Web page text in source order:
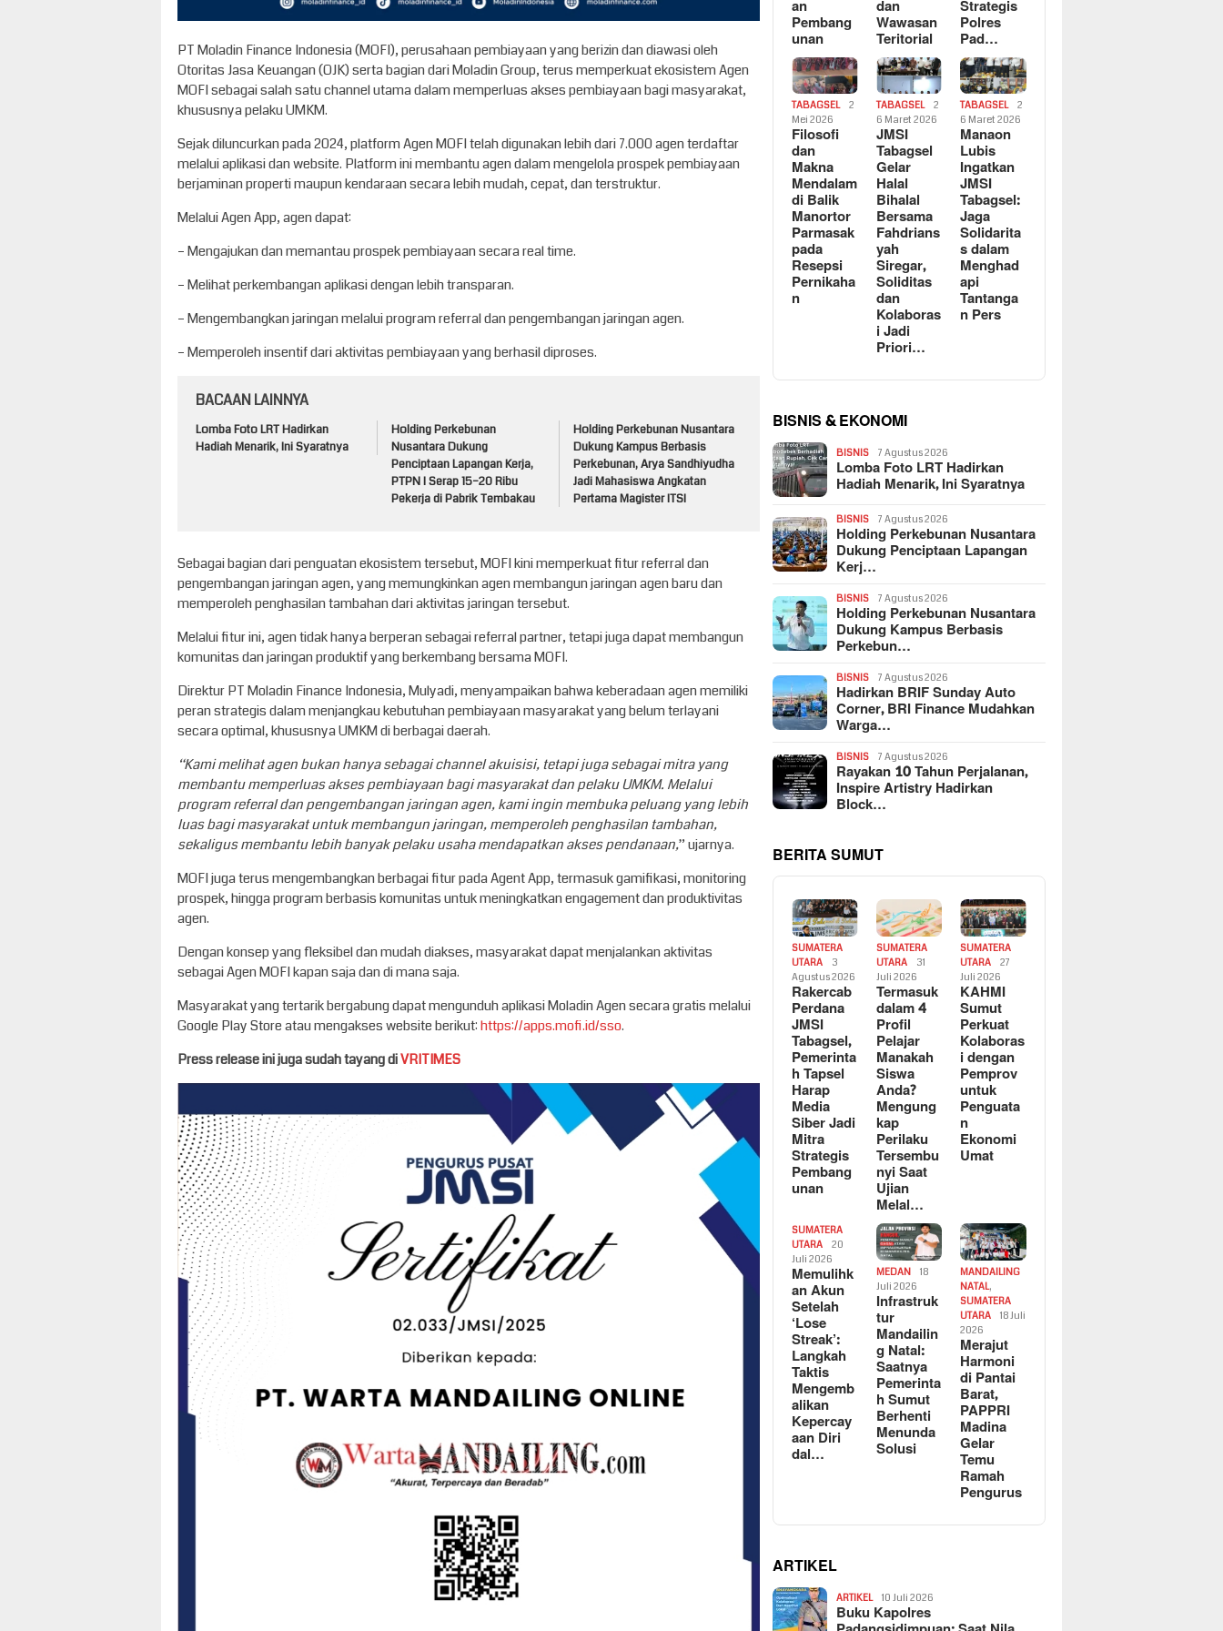
PT Moladin Finance Indonesia (MOFI), perusahaan pembiayaan yang berizin dan diawasi oleh
Otoritas Jasa Keuangan (OJK) serta bagian dari Moladin Group, terus memperkuat ekosistem Agen
MOFI sebagai salah satu channel utama dalam memperluas akses pembiayaan bagi masyarakat,
khususnya pelaku UMKM.
Sejak diluncurkan pada 2024, platform Agen MOFI telah digunakan lebih dari 7.000 agen terdaftar
melalui aplikasi dan website. Platform ini membantu agen dalam mengelola prospek pembiayaan
berjaminan properti maupun kendaraan secara lebih mudah, cepat, dan terstruktur.
Melalui Agen App, agen dapat:
– Mengajukan dan memantau prospek pembiayaan secara real time.
– Melihat perkembangan aplikasi dengan lebih transparan.
– Mengembangkan jaringan melalui program referral dan pengembangan jaringan agen.
– Memperoleh insentif dari aktivitas pembiayaan yang berhasil diproses.
BACAAN LAINNYA
Lomba Foto LRT Hadirkan
Hadiah Menarik, Ini Syaratnya
Holding Perkebunan
Nusantara Dukung
Penciptaan Lapangan Kerja,
PTPN I Serap 15–20 Ribu
Pekerja di Pabrik Tembakau
Holding Perkebunan Nusantara
Dukung Kampus Berbasis
Perkebunan, Arya Sandhiyudha
Jadi Mahasiswa Angkatan
Pertama Magister ITSI
Sebagai bagian dari penguatan ekosistem tersebut, MOFI kini memperkuat fitur referral dan
pengembangan jaringan agen, yang memungkinkan agen membangun jaringan agen baru dan
memperoleh penghasilan tambahan dari aktivitas jaringan tersebut.
Melalui fitur ini, agen tidak hanya berperan sebagai referral partner, tetapi juga dapat membangun
komunitas dan jaringan produktif yang berkembang bersama MOFI.
Direktur PT Moladin Finance Indonesia, Mulyadi, menyampaikan bahwa keberadaan agen memiliki
peran strategis dalam menjangkau kebutuhan pembiayaan masyarakat yang belum terlayani
secara optimal, khususnya UMKM di berbagai daerah.
“Kami melihat agen bukan hanya sebagai channel akuisisi, tetapi juga sebagai mitra yang
membantu memperluas akses pembiayaan bagi masyarakat dan pelaku UMKM. Melalui
program referral dan pengembangan jaringan agen, kami ingin membuka peluang yang lebih
luas bagi masyarakat untuk membangun jaringan, memperoleh penghasilan tambahan,
sekaligus membantu lebih banyak pelaku usaha mendapatkan akses pendanaan,” ujarnya.
MOFI juga terus mengembangkan berbagai fitur pada Agent App, termasuk gamifikasi, monitoring
prospek, hingga program berbasis komunitas untuk meningkatkan engagement dan produktivitas
agen.
Dengan konsep yang fleksibel dan mudah diakses, masyarakat dapat menjalankan aktivitas
sebagai Agen MOFI kapan saja dan di mana saja.
Masyarakat yang tertarik bergabung dapat mengunduh aplikasi Moladin Agen secara gratis melalui
Google Play Store atau mengakses website berikut:https://apps.mofi.id/sso.
Press release ini juga sudah tayang diVRITIMES
an
Pembang
unan
dan
Wawasan
Teritorial
Strategis
Polres
Pad…
TABAGSEL
2
Mei 2026
Filosofi
dan
Makna
Mendalam
di Balik
Manortor
Parmasak
pada
Resepsi
Pernikaha
n
TABAGSEL
2
6 Maret 2026
JMSI
Tabagsel
Gelar
Halal
Bihalal
Bersama
Fahdrians
yah
Siregar,
Soliditas
dan
Kolaboras
i Jadi
Priori…
TABAGSEL
2
6 Maret 2026
Manaon
Lubis
Ingatkan
JMSI
Tabagsel:
Jaga
Solidarita
s dalam
Menghad
api
Tantanga
n Pers
BISNIS & EKONOMI
BISNIS 7 Agustus 2026
Lomba Foto LRT Hadirkan
Hadiah Menarik, Ini Syaratnya
BISNIS 7 Agustus 2026
Holding Perkebunan Nusantara
Dukung Penciptaan Lapangan
Kerj…
BISNIS 7 Agustus 2026
Holding Perkebunan Nusantara
Dukung Kampus Berbasis
Perkebun…
BISNIS 7 Agustus 2026
Hadirkan BRIF Sunday Auto
Corner, BRI Finance Mudahkan
Warga…
BISNIS 7 Agustus 2026
Rayakan 10 Tahun Perjalanan,
Inspire Artistry Hadirkan
Block…
BERITA SUMUT
SUMATERA
UTARA
3
Agustus 2026
Rakercab
Perdana
JMSI
Tabagsel,
Pemerinta
h Tapsel
Harap
Media
Siber Jadi
Mitra
Strategis
Pembang
unan
SUMATERA
UTARA
31
Juli 2026
Termasuk
dalam 4
Profil
Pelajar
Manakah
Siswa
Anda?
Mengung
kap
Perilaku
Tersembu
nyi Saat
Ujian
Melal…
SUMATERA
UTARA
27
Juli 2026
KAHMI
Sumut
Perkuat
Kolaboras
i dengan
Pemprov
untuk
Penguata
n
Ekonomi
Umat
SUMATERA
UTARA
20
Juli 2026
Memulihk
an Akun
Setelah
‘Lose
Streak’:
Langkah
Taktis
Mengemb
alikan
Kepercay
aan Diri
dal…
MEDAN
18
Juli 2026
Infrastruk
tur
Mandailin
g Natal:
Saatnya
Pemerinta
h Sumut
Berhenti
Menunda
Solusi
MANDAILING
NATAL,
SUMATERA
UTARA
18 Juli
2026
Merajut
Harmoni
di Pantai
Barat,
PAPPRI
Madina
Gelar
Temu
Ramah
Pengurus
ARTIKEL
ARTIKEL 10 Juli 2026
Buku Kapolres